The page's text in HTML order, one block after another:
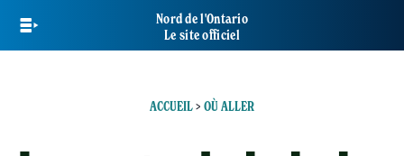
main
Nord de l'Ontario
Le site officiel
ACCUEIL> OÙ ALLER